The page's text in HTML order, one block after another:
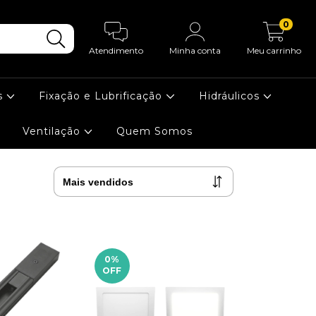
Atendimento Minha conta Meu carrinho
0
Fixação e Lubrificação Hidráulicos
Ventilação Quem Somos
0%
OFF